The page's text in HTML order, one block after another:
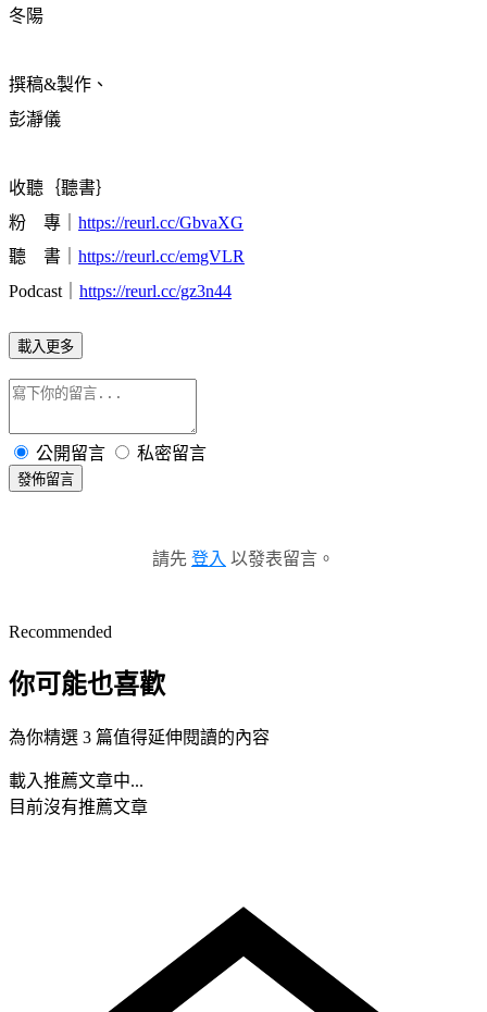
冬陽
撰稿&製作、
彭瀞儀
收聽｛聽書｝
粉 專｜ https://reurl.cc/GbvaXG
聽 書｜ https://reurl.cc/emgVLR
Podcast｜ https://reurl.cc/gz3n44
載入更多
公開留言 私密留言
發佈留言
請先 登入 以發表留言。
Recommended
你可能也喜歡
為你精選 3 篇值得延伸閱讀的內容
載入推薦文章中...
目前沒有推薦文章